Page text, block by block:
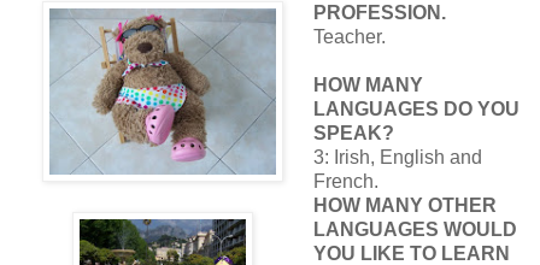
PROFESSION.
Teacher.
HOW MANY
LANGUAGES DO YOU
SPEAK?
3: Irish, English and
French.
HOW MANY OTHER
LANGUAGES WOULD
YOU LIKE TO LEARN